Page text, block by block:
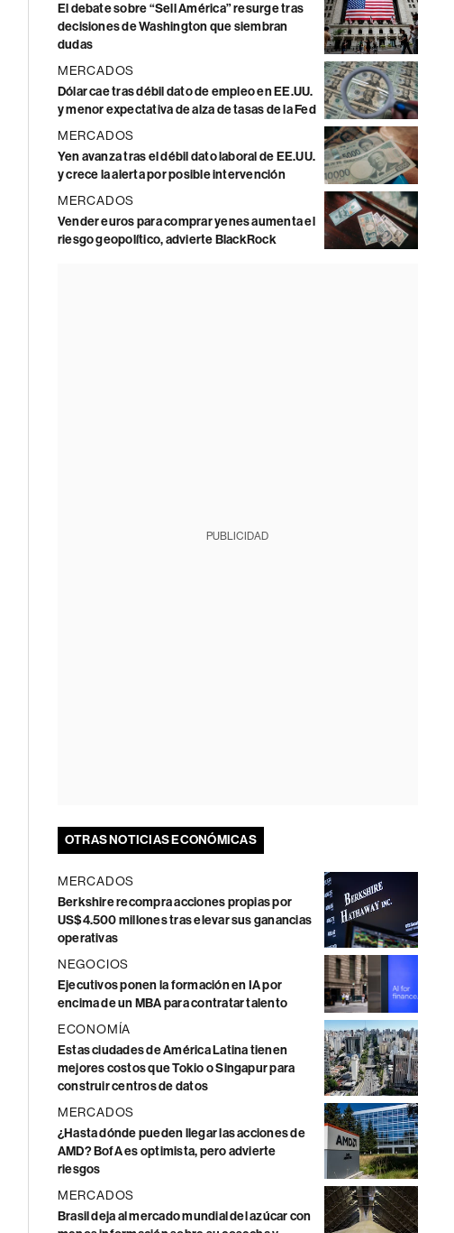
El debate sobre “Sell América” resurge tras
decisiones de Washington que siembran
dudas
MERCADOS
Dólar cae tras débil dato de empleo en EE.UU.
y menor expectativa de alza de tasas de la Fed
MERCADOS
Yen avanza tras el débil dato laboral de EE.UU.
y crece la alerta por posible intervención
MERCADOS
Vender euros para comprar yenes aumenta el
riesgo geopolítico, advierte BlackRock
PUBLICIDAD
OTRAS NOTICIAS ECONÓMICAS
MERCADOS
Berkshire recompra acciones propias por
US$4.500 millones tras elevar sus ganancias
operativas
NEGOCIOS
Ejecutivos ponen la formación en IA por
encima de un MBA para contratar talento
ECONOMÍA
Estas ciudades de América Latina tienen
mejores costos que Tokio o Singapur para
construir centros de datos
MERCADOS
¿Hasta dónde pueden llegar las acciones de
AMD? BofA es optimista, pero advierte
riesgos
MERCADOS
Brasil deja al mercado mundial del azúcar con